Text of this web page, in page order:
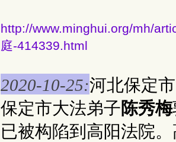
http://www.minghui.org/mh/
庭-414339.html
2020-10-25:河北保定
保定市大法弟子陈秀梅
已被构陷到高阳法院